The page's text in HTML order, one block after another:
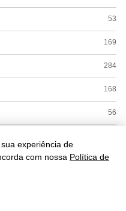
experiência de
com nossa Política de
53
169
284
168
56
53